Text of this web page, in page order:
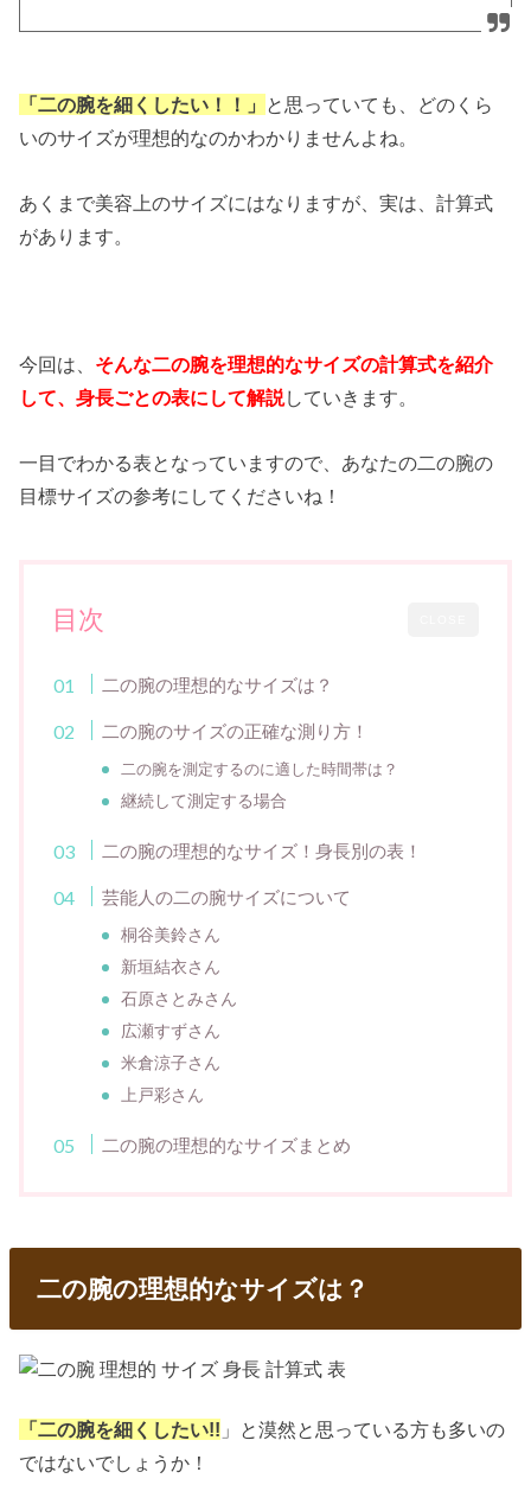
「二の腕を細くしたい！！」 と思っていても、どのくら
いのサイズが理想的なのかわかりませんよね。
あくまで美容上のサイズにはなりますが、実は、計算式
があります。
今回は、 そんな二の腕を理想的なサイズの計算式を紹介
して、身長ごとの表にして解説していきます。
一目でわかる表となっていますので、あなたの二の腕の
目標サイズの参考にしてくださいね！
目次
二の腕の理想的なサイズは？
二の腕のサイズの正確な測り方！
二の腕を測定するのに適した時間帯は？
継続して測定する場合
二の腕の理想的なサイズ！身長別の表！
芸能人の二の腕サイズについて
桐谷美鈴さん
新垣結衣さん
石原さとみさん
広瀬すずさん
米倉涼子さん
上戸彩さん
二の腕の理想的なサイズまとめ
二の腕の理想的なサイズは？
「二の腕を細くしたい!! 」と漠然と思っている方も多いの
ではないでしょうか！